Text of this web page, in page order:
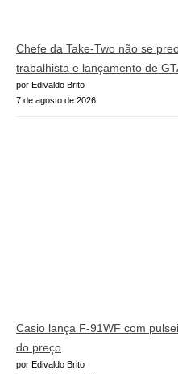
Chefe da Take-Two não se
trabalhista e lançamento de
por Edivaldo Brito
7 de agosto de 2026
Casio lança F-91WF com
do preço
por Edivaldo Brito